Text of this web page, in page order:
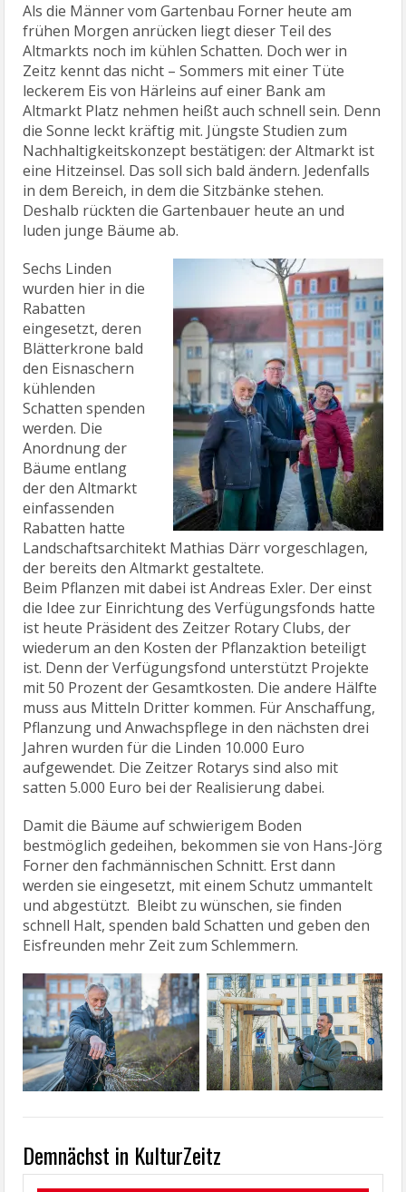
Als die Männer vom Gartenbau Forner heute am
frühen Morgen anrücken liegt dieser Teil des
Altmarkts noch im kühlen Schatten. Doch wer in
Zeitz kennt das nicht – Sommers mit einer Tüte
leckerem Eis von Härleins auf einer Bank am
Altmarkt Platz nehmen heißt auch schnell sein. Denn
die Sonne leckt kräftig mit. Jüngste Studien zum
Nachhaltigkeitskonzept bestätigen: der Altmarkt ist
eine Hitzeinsel. Das soll sich bald ändern. Jedenfalls
in dem Bereich, in dem die Sitzbänke stehen.
Deshalb rückten die Gartenbauer heute an und
luden junge Bäume ab.
Sechs Linden
wurden hier in die
Rabatten
eingesetzt, deren
Blätterkrone bald
den Eisnaschern
kühlenden
Schatten spenden
werden. Die
Anordnung der
Bäume entlang
der den Altmarkt
einfassenden
Rabatten hatte
Landschaftsarchitekt Mathias Därr vorgeschlagen,
der bereits den Altmarkt gestaltete.
Beim Pflanzen mit dabei ist Andreas Exler. Der einst
die Idee zur Einrichtung des Verfügungsfonds hatte
ist heute Präsident des Zeitzer Rotary Clubs, der
wiederum an den Kosten der Pflanzaktion beteiligt
ist. Denn der Verfügungsfond unterstützt Projekte
mit 50 Prozent der Gesamtkosten. Die andere Hälfte
muss aus Mitteln Dritter kommen. Für Anschaffung,
Pflanzung und Anwachspflege in den nächsten drei
Jahren wurden für die Linden 10.000 Euro
aufgewendet. Die Zeitzer Rotarys sind also mit
satten 5.000 Euro bei der Realisierung dabei.
Damit die Bäume auf schwierigem Boden
bestmöglich gedeihen, bekommen sie von Hans-Jörg
Forner den fachmännischen Schnitt. Erst dann
werden sie eingesetzt, mit einem Schutz ummantelt
und abgestützt. Bleibt zu wünschen, sie finden
schnell Halt, spenden bald Schatten und geben den
Eisfreunden mehr Zeit zum Schlemmern.
Demnächst in KulturZeitz